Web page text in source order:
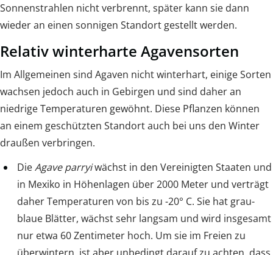
Sonnenstrahlen nicht verbrennt, später kann sie dann
wieder an einen sonnigen Standort gestellt werden.
Relativ winterharte Agavensorten
Im Allgemeinen sind Agaven nicht winterhart, einige Sorten
wachsen jedoch auch in Gebirgen und sind daher an
niedrige Temperaturen gewöhnt. Diese Pflanzen können
an einem geschützten Standort auch bei uns den Winter
draußen verbringen.
DieAgave parryiwächst in den Vereinigten Staaten und
in Mexiko in Höhenlagen über 2000 Meter und verträgt
daher Temperaturen von bis zu -20° C. Sie hat grau-
blaue Blätter, wächst sehr langsam und wird insgesamt
nur etwa 60 Zentimeter hoch. Um sie im Freien zu
überwintern, ist aber unbedingt darauf zu achten, dass